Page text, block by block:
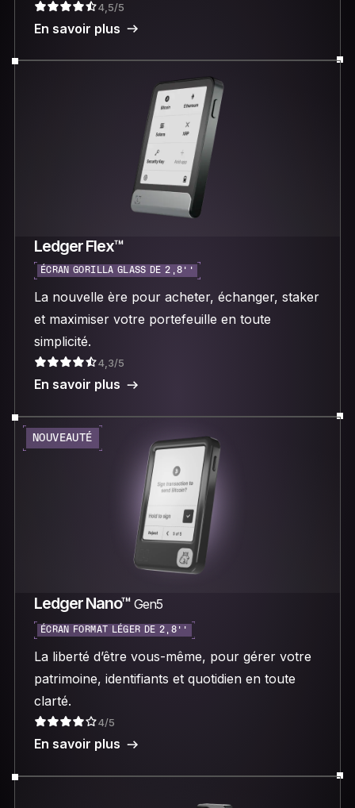
4,5/5
En savoir plus
Ledger Flex™
ÉCRAN GORILLA GLASS DE 2,8’’
La nouvelle ère pour acheter, échanger, staker
et maximiser votre portefeuille en toute
simplicité.
4,3/5
En savoir plus
NOUVEAUTÉ
Ledger Nano™ Gen5
ÉCRAN FORMAT LÉGER DE 2,8’’
La liberté d’être vous-même, pour gérer votre
patrimoine, identifiants et quotidien en toute
clarté.
4/5
En savoir plus